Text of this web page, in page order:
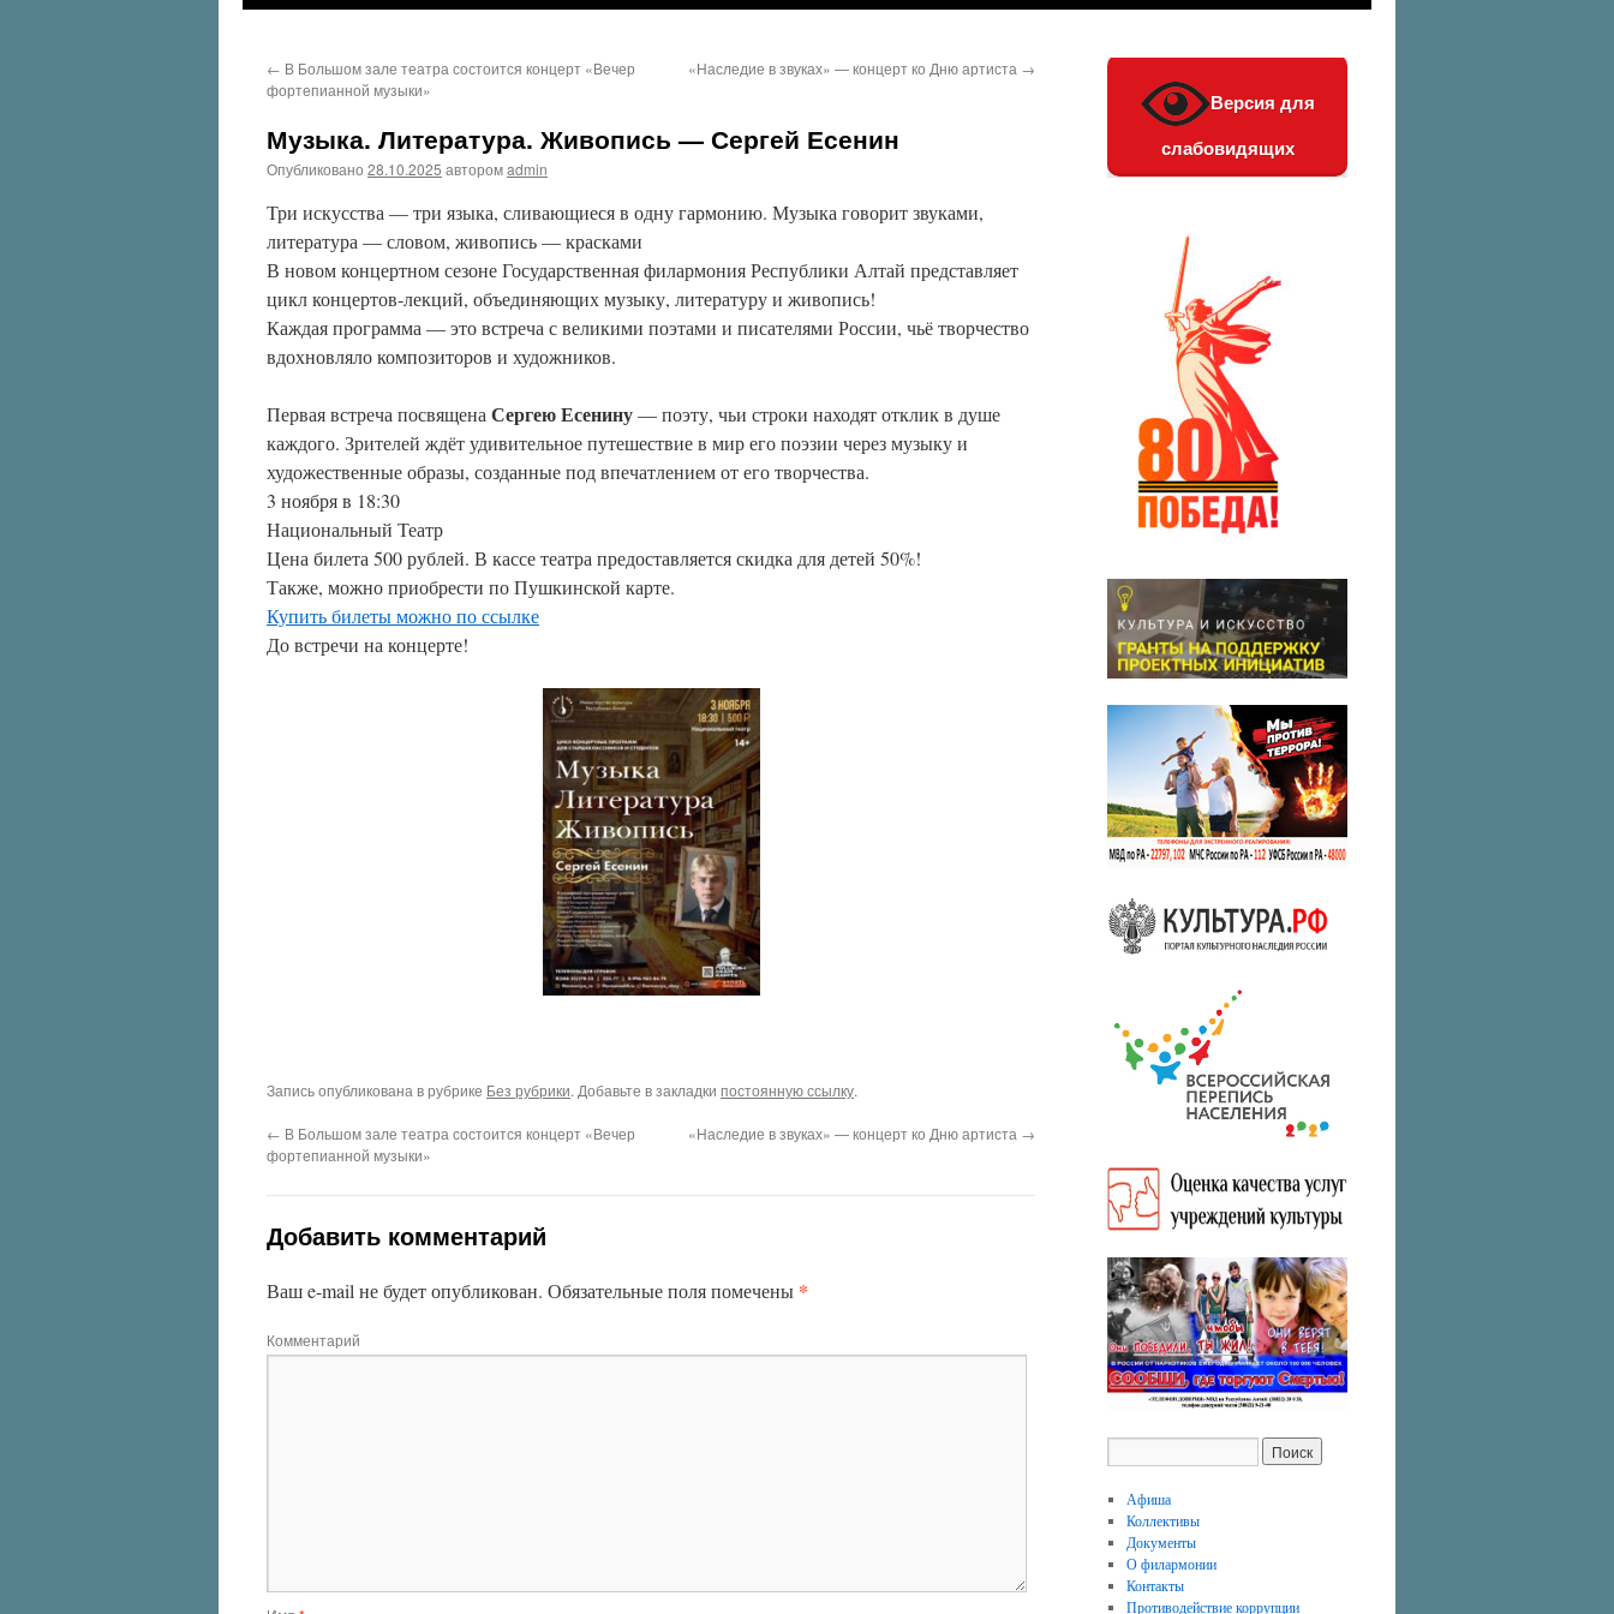
← В Большом зале театра состоится концерт «Вечер
фортепианной музыки»
«Наследие в звуках» — концерт ко Дню артиста →
Музыка. Литература. Живопись — Сергей Есенин
Опубликовано 28.10.2025 авторомadmin
Три искусства — три языка, сливающиеся в одну гармонию. Музыка говорит звуками,
литература — словом, живопись — красками
В новом концертном сезоне Государственная филармония Республики Алтай представляет
цикл концертов-лекций, объединяющих музыку, литературу и живопись!
Каждая программа — это встреча с великими поэтами и писателями России, чьё творчество
вдохновляло композиторов и художников.
Первая встреча посвящена Сергею Есенину— поэту, чьи строки находят отклик в душе
каждого. Зрителей ждёт удивительное путешествие в мир его поэзии через музыку и
художественные образы, созданные под впечатлением от его творчества.
3 ноября в 18:30
Национальный Театр
Цена билета 500 рублей. В кассе театра предоставляется скидка для детей 50%!
Также, можно приобрести по Пушкинской карте.
Купить билеты можно по ссылке
До встречи на концерте!
Запись опубликована в рубрике Без рубрики. Добавьте в закладки постоянную ссылку.
← В Большом зале театра состоится концерт «Вечер
фортепианной музыки»
«Наследие в звуках» — концерт ко Дню артиста →
Добавить комментарий
Ваш e-mail не будет опубликован. Обязательные поля помечены *
Комментарий
Версия для
слабовидящих
Афиша
Коллективы
Документы
О филармонии
Контакты
Противодействие коррупции